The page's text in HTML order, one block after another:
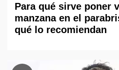
Para qué sirve poner
manzana en el
qué lo recomiendan